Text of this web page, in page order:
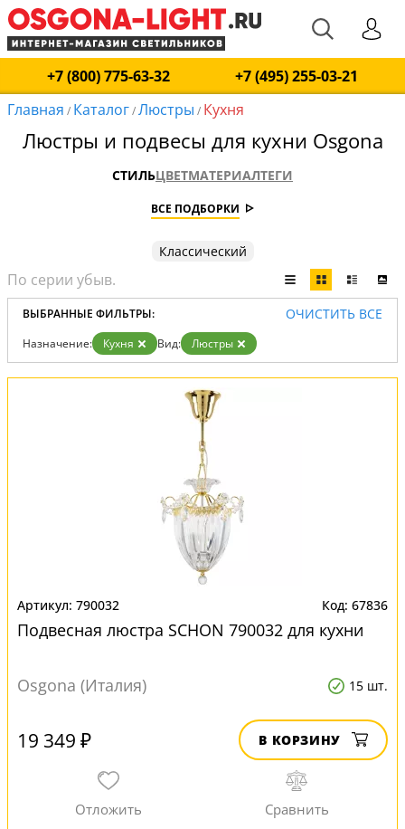
+7 (800) 775-63-32
+7 (495) 255-03-21
Главная / Каталог/Люстры / Кухня
Люстры и подвесы для кухни Osgona
СТИЛЬЦВЕТМАТЕРИАЛТЕГИ
ВСЕ ПОДБОРКИ
Классический
ВЫБРАННЫЕ ФИЛЬТРЫ: ОЧИСТИТЬ ВСЕ
Назначение: Кухня Вид: Люстры
790032 67836
Подвесная люстра SCHON 790032 для кухни
Osgona (Италия) 15 шт.
19 349 ₽ В КОРЗИНУ